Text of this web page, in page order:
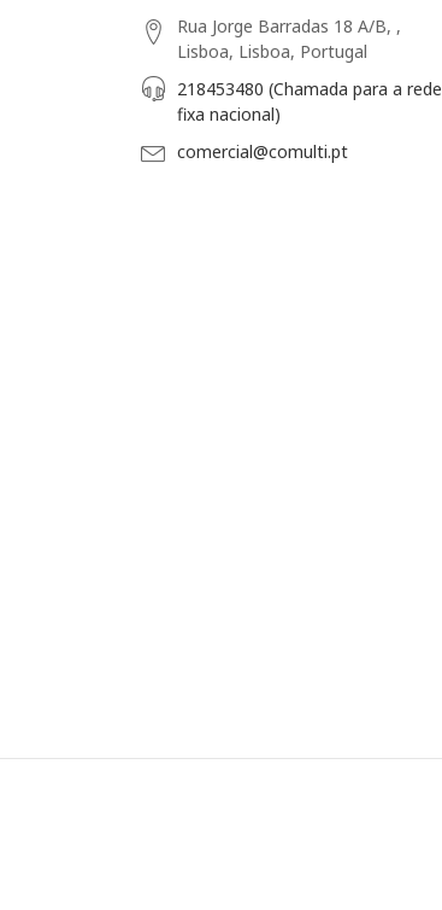
Rua Jorge Barradas 18 A/B, ,
Lisboa, Lisboa, Portugal
218453480 (Chamada para a rede
fixa nacional)
comercial@comulti.pt